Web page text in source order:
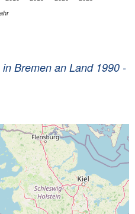
Bremen an Land 1990 -